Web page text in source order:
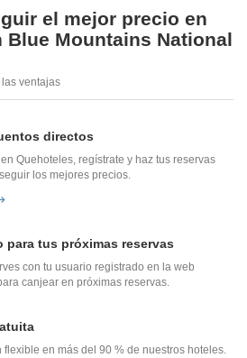
el mejor precio en
Blue Mountains National
ventajas
directos
Quehoteles, regístrate y haz tus reservas
los mejores precios.
para tus próximas reservas
con tu usuario registrado en la web
canjear en próximas reservas.
en más del 90 % de nuestros hoteles.